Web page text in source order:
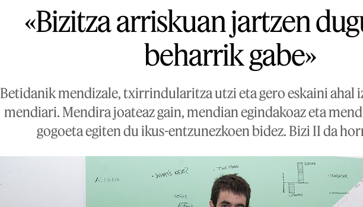
«Bizitza arriskuan jartzen
beharrik gabe»
Betidanik mendizale, txirrindularitza utzi eta gero eskaini ahal
mendiari. Mendira joateaz gain, mendian egindakoaz eta
gogoeta egiten du ikus-entzunezkoen bidez. Bizi II da